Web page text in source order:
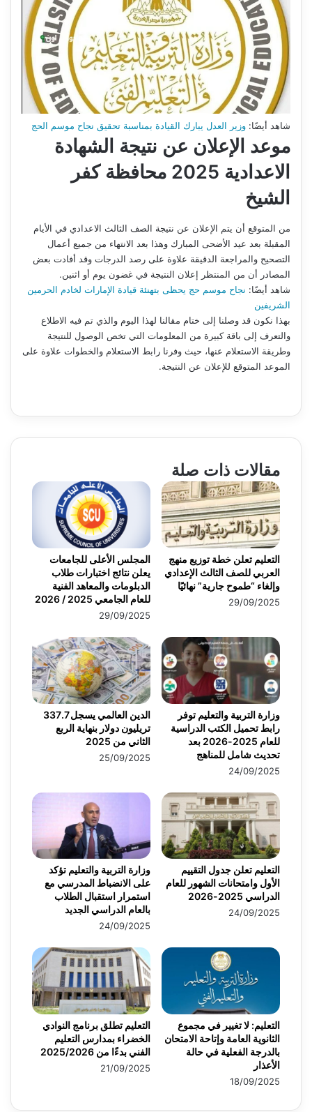
شاهد أيضًا: وزير العدل يبارك القيادة بمناسبة تحقيق نجاح موسم الحج
موعد الإعلان عن نتيجة الشهادة
الاعدادية 2025 محافظة كفر
الشيخ
من المتوقع أن يتم الإعلان عن نتيجة الصف الثالث الاعدادي في الأيام
المقبلة بعد عيد الأضحى المبارك وهذا بعد الانتهاء من جميع أعمال
التصحيح والمراجعة الدقيقة علاوة على رصد الدرجات وقد أفادت بعض
المصادر أن من المنتظر إعلان النتيجة في غضون يوم أو اثنين.
شاهد أيضًا: نجاح موسم حج يحظى بتهنئة قيادة الإمارات لخادم الحرمين
الشريفين
بهذا نكون قد وصلنا إلى ختام مقالنا لهذا اليوم والذي تم فيه الاطلاع
والتعرف إلى باقة كبيرة من المعلومات التي تخص الوصول للنتيجة
وطريقة الاستعلام عنها، حيث وفرنا رابط الاستعلام والخطوات علاوة على
الموعد المتوقع للإعلان عن النتيجة.
مقالات ذات صلة
المجلس الأعلى للجامعات
يعلن نتائج اختبارات طلاب
الدبلومات والمعاهد الفنية
للعام الجامعي 2025 / 2026
29/09/2025
التعليم تعلن خطة توزيع منهج
العربي للصف الثالث الإعدادي
وإلغاء “طموح جارية” نهائيًا
29/09/2025
الدين العالمي يسجل 337.7
تريليون دولار بنهاية الربع
الثاني من 2025
25/09/2025
وزارة التربية والتعليم توفر
رابط تحميل الكتب الدراسية
للعام 2025-2026 بعد
تحديث شامل للمناهج
24/09/2025
وزارة التربية والتعليم تؤكد
على الانضباط المدرسي مع
استمرار استقبال الطلاب
بالعام الدراسي الجديد
24/09/2025
التعليم تعلن جدول التقييم
الأول وامتحانات الشهور للعام
الدراسي 2025-2026
24/09/2025
التعليم تطلق برنامج النوادي
الخضراء بمدارس التعليم
الفني بدءًا من 2025/2026
21/09/2025
التعليم: لا تغيير في مجموع
الثانوية العامة وإتاحة الامتحان
بالدرجة الفعلية في حالة
الأعذار
18/09/2025